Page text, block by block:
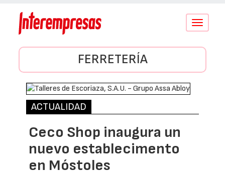
Conmutar
FERRETERÍA
ACTUALIDAD
Ceco Shop inaugura un
nuevo establecimento
en Móstoles